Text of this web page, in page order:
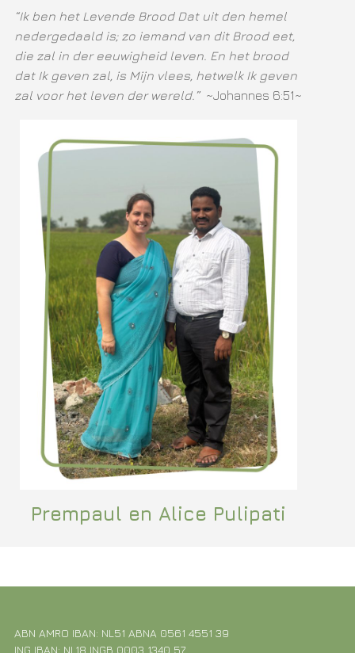
“Ik ben het Levende Brood Dat uit den hemel
nedergedaald is; zo iemand van dit Brood eet,
die zal in der eeuwigheid leven. En het brood
dat Ik geven zal, is Mijn vlees, hetwelk Ik geven
zal voor het leven der wereld.” ~Johannes 6:51~
Prempaul en Alice Pulipati
ABN AMRO IBAN: NL51 ABNA 0561 4551 39
ING IBAN: NL18 INGB 0003 1340 57